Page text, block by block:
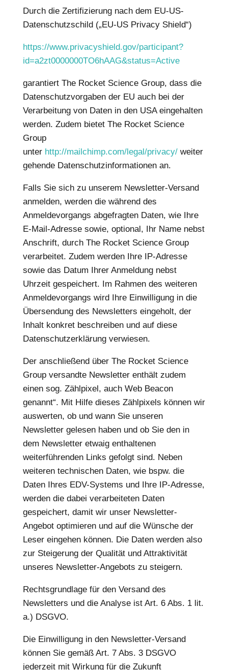
Durch die Zertifizierung nach dem EU-US-
Datenschutzschild („EU-US Privacy Shield“)
https://www.privacyshield.gov/participant?
id=a2zt0000000TO6hAAG&status=Active
garantiert The Rocket Science Group, dass die
Datenschutzvorgaben der EU auch bei der
Verarbeitung von Daten in den USA eingehalten
werden. Zudem bietet The Rocket Science
Group
unter http://mailchimp.com/legal/privacy/ weiter
gehende Datenschutzinformationen an.
Falls Sie sich zu unserem Newsletter-Versand
anmelden, werden die während des
Anmeldevorgangs abgefragten Daten, wie Ihre
E-Mail-Adresse sowie, optional, Ihr Name nebst
Anschrift, durch The Rocket Science Group
verarbeitet. Zudem werden Ihre IP-Adresse
sowie das Datum Ihrer Anmeldung nebst
Uhrzeit gespeichert. Im Rahmen des weiteren
Anmeldevorgangs wird Ihre Einwilligung in die
Übersendung des Newsletters eingeholt, der
Inhalt konkret beschreiben und auf diese
Datenschutzerklärung verwiesen.
Der anschließend über The Rocket Science
Group versandte Newsletter enthält zudem
einen sog. Zählpixel, auch Web Beacon
genannt“. Mit Hilfe dieses Zählpixels können wir
auswerten, ob und wann Sie unseren
Newsletter gelesen haben und ob Sie den in
dem Newsletter etwaig enthaltenen
weiterführenden Links gefolgt sind. Neben
weiteren technischen Daten, wie bspw. die
Daten Ihres EDV-Systems und Ihre IP-Adresse,
werden die dabei verarbeiteten Daten
gespeichert, damit wir unser Newsletter-
Angebot optimieren und auf die Wünsche der
Leser eingehen können. Die Daten werden also
zur Steigerung der Qualität und Attraktivität
unseres Newsletter-Angebots zu steigern.
Rechtsgrundlage für den Versand des
Newsletters und die Analyse ist Art. 6 Abs. 1 lit.
a.) DSGVO.
Die Einwilligung in den Newsletter-Versand
können Sie gemäß Art. 7 Abs. 3 DSGVO
jederzeit mit Wirkung für die Zukunft